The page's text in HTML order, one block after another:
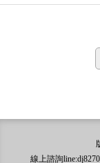
線上諮詢